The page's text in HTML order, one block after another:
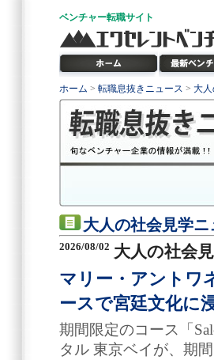
ベンチャー転職サイト
ホーム > 転職息抜きニュース > 大
大人の社会見学ニ
2026/08/02 大人の社会
マリー・アントワ
ースで宮廷文化に
期間限定のコース「
タル 東京ベイが、期